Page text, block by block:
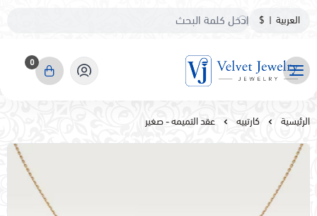
العربية |
$
مجوهرات مخمليه
0
الرئيسية كارتييه عقد التميمه - صغير